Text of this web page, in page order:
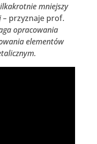
mniejszy
– przyznaje prof.
opracowania
elementów